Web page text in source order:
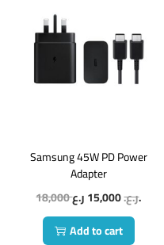
Samsung 45W PD Power
Adapter
18,000
ر.ع.15,000
ر.ع.
Add to cart